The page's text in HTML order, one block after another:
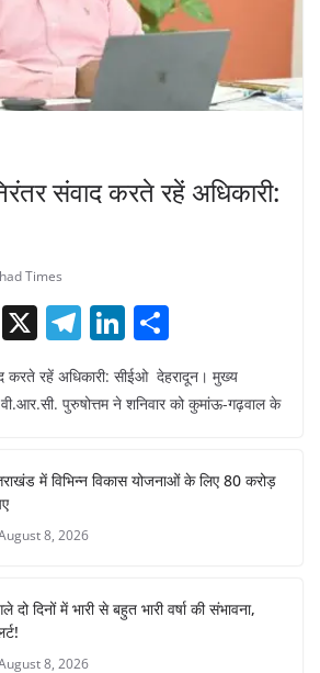
संवाद करते रहें अधिकारी:
Times
Pi X T
el
e
a
m
Li
n
k
dI
n
ar
करते रहें अधिकारी: सीईओ देहरादून। मुख्य
पुरुषोत्तम ने शनिवार को कुमांऊ-गढ़वाल के
में विभिन्न विकास योजनाओं के लिए 80 करोड़
8, 2026
दो दिनों में भारी से बहुत भारी वर्षा की संभावना,
8, 2026